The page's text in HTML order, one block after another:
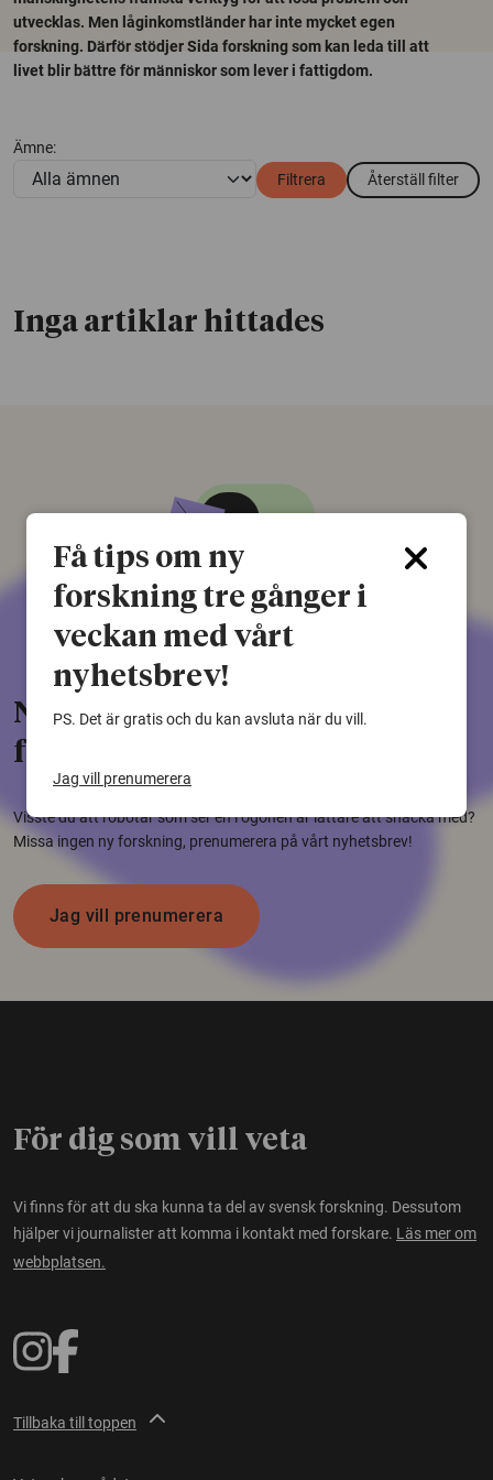
utvecklas. Men låginkomstländer har inte mycket egen
forskning. Därför stödjer Sida forskning som kan leda till att
livet blir bättre för människor som lever i fattigdom.
Ämne:
Filtrera
Återställ filter
Inga artiklar hittades
Nyhetsbrev med aktuell
forskning
Visste du att robotar som ser en i ögonen är lättare att snacka med?
Missa ingen ny forskning, prenumerera på vårt nyhetsbrev!
Jag vill prenumerera
För dig som vill veta
Vi finns för att du ska kunna ta del av svensk forskning. Dessutom
hjälper vi journalister att komma i kontakt med forskare. Läs mer om
webbplatsen.
Tillbaka till toppen
Få tips om ny
forskning tre gånger i
veckan med vårt
nyhetsbrev!
PS. Det är gratis och du kan avsluta när du vill.
Jag vill prenumerera